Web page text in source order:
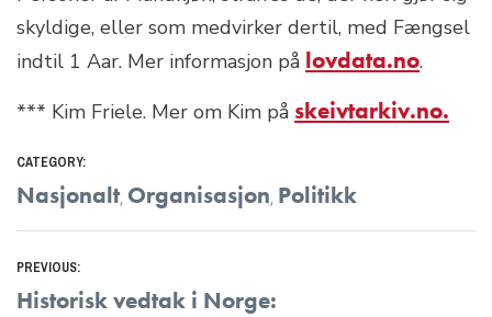
skyldige, eller som medvirker dertil, med Fængsel
indtil 1 Aar. Mer informasjon på lovdata.no.
*** Kim Friele. Mer om Kim på skeivtarkiv.no.
CATEGORY:
Nasjonalt, Organisasjon, Politikk
Innleggsnavigasjon
PREVIOUS:
Previous
Historisk vedtak i Norge: